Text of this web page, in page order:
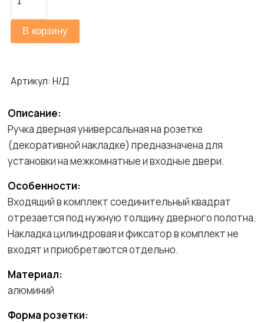
товара
System
Proton-
T
В корзину
Артикул: Н/Д
Описание:
Ручка дверная универсальная на розетке
(декоративной накладке) предназначена для
установки на межкомнатные и входные двери.
Особенности:
Входящий в комплект соединительный квадрат
отрезается под нужную толщину дверного полотна.
Накладка цилиндровая и фиксатор в комплект не
входят и приобретаются отдельно.
Материал:
алюминий
Форма розетки: